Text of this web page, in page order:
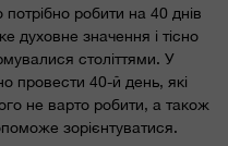
робити на 40 днів
духовне значення і тісно
століттями. У
провести 40-й день, які
не варто робити, а також
зорієнтуватися.